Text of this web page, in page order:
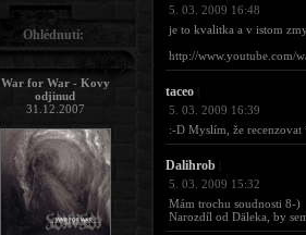
5. 03. 2009 16:48
je to kvalitka a v istom
http://www.youtube.com/
taceo
5. 03. 2009 16:39
:-D Myslím, že
Dalihrob
5. 03. 2009 15:32
Mám trochu soudnosti 8-)
Narozdíl od Däleka, by
Ohlédnutí:
War for War - Kovy
odjinud
31.12.2007